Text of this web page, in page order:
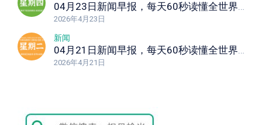
04月23日新闻早报，每天60秒读懂全世界！
2026年4月23日
新闻
04月21日新闻早报，每天60秒读懂全世界！
2026年4月21日